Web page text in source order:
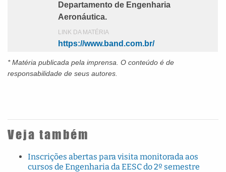
Departamento de Engenharia
Aeronáutica.
LINK DA MATÉRIA
https://www.band.com.br/
* Matéria publicada pela imprensa . O conteúdo é de
responsabilidade de seus autores.
Veja também
Inscrições abertas para visita monitorada aos
cursos de Engenharia da EESC do 2º semestre